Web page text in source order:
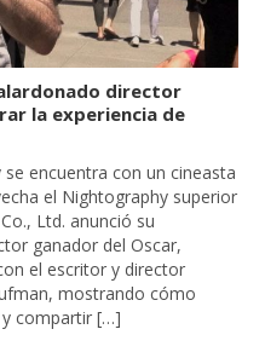
director
la experiencia de
encuentra con un cineasta
el Nightography superior
Ltd. anunció su
ganador del Oscar,
el escritor y director
mostrando cómo
y compartir […]